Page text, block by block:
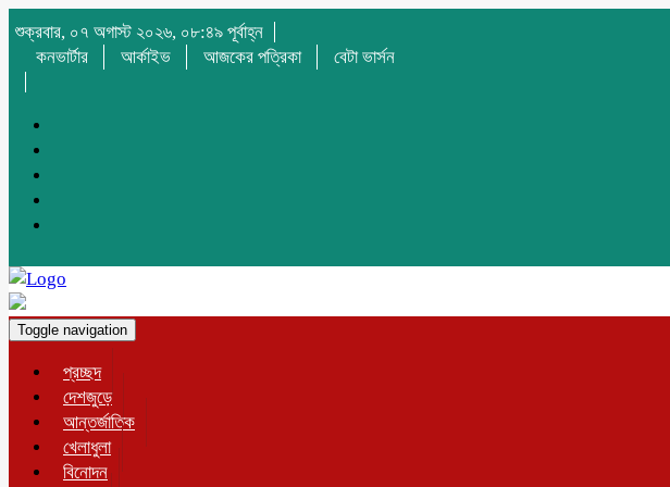
শুক্রবার, ০৭ অগাস্ট ২০২৬, ০৮:৪৯ পূর্বাহ্ন
কনভার্টার
আর্কাইভ আজকের পত্রিকা বেটা ভার্সন
Toggle navigation
প্রচ্ছদ
দেশজুড়ে
আন্তর্জাতিক
খেলাধুলা
বিনোদন